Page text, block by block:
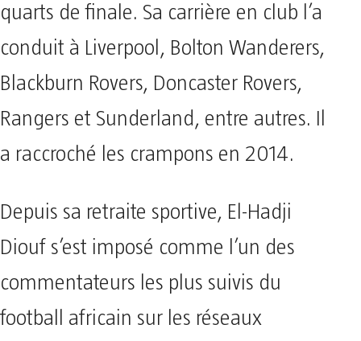
quarts de finale. Sa carrière en club l’a
conduit à Liverpool, Bolton Wanderers,
Blackburn Rovers, Doncaster Rovers,
Rangers et Sunderland, entre autres. Il
a raccroché les crampons en 2014.
Depuis sa retraite sportive, El-Hadji
Diouf s’est imposé comme l’un des
commentateurs les plus suivis du
football africain sur les réseaux